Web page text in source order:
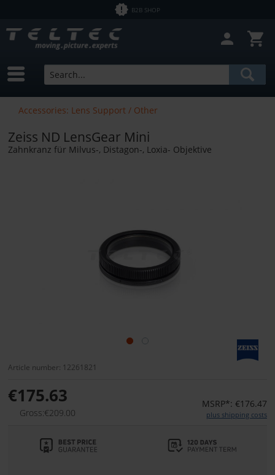
B2B SHOP
Accessories: Lens Support / Other
Zeiss ND LensGear Mini
Zahnkranz für Milvus-, Distagon-, Loxia- Objektive
Article number: 12261821
€175.63
Gross:€209.00
MSRP*: €176.47
plus shipping costs